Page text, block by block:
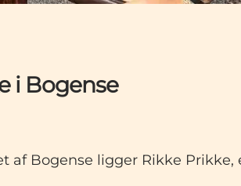
i Bogense
af Bogense ligger Rikke